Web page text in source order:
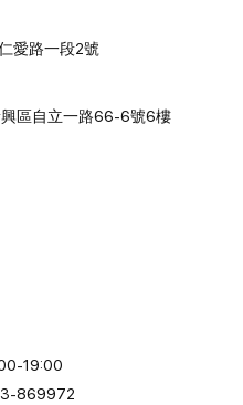
愛路一段2號
區自立一路66-6號6樓
19:00
869972